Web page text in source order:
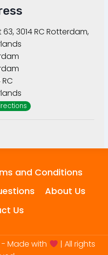
3014 RC Rotterdam,
RC
and Conditions
About Us
Us
Made with
| All rights